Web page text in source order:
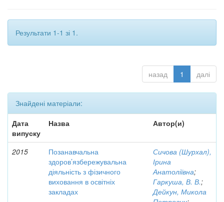
Результати 1-1 зі 1.
назад 1 далі
Знайдені матеріали:
Дата
випуску
Назва Автор(и)
2015
Позанавчальна
здоров’язбережувальна
діяльність з фізичного
виховання в освітніх
закладах
Сичова (Шурхал),
Ірина
Анатоліївна;
Гаркуша, В. В.;
Дейкун, Микола